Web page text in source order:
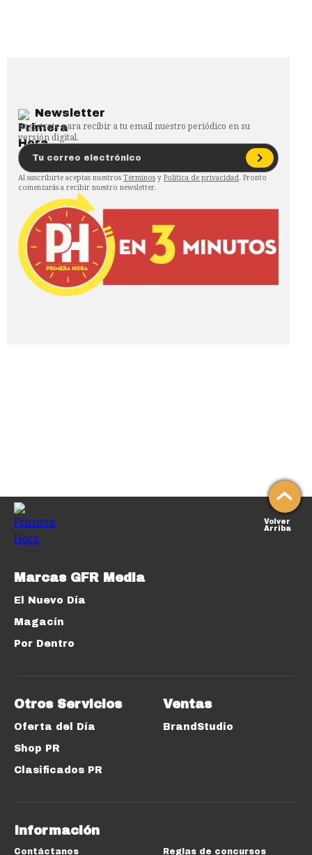
Newsletter
Regístrate para recibir a tu email nuestro periódico en su
versión digital.
Al suscribirte aceptas nuestros Términos y Política de privacidad. Pronto
comenzarás a recibir nuestro newsletter.
Volver
Arriba
Marcas GFR Media
El Nuevo Día
Magacín
Por Dentro
Otros Servicios
Oferta del Día
Shop PR
Clasificados PR
Ventas
BrandStudio
Información
Contáctanos Reglas de concursos